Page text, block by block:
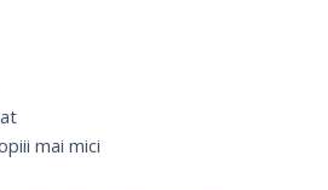
mai mici